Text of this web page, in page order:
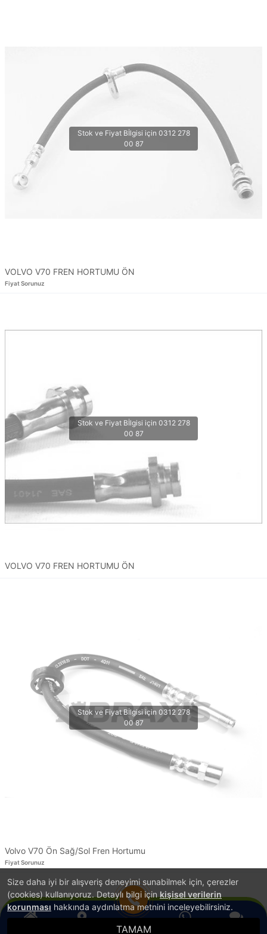
Size daha iyi bir alışveriş deneyimi sunabilmek için, çerezler
(cookies) kullanıyoruz. Detaylı bilgi için kişisel verilerin
korunması hakkında aydınlatma metnini inceleyebilirsiniz.
TAMAM
VOLVO V70 FREN HORTUMU ÖN
Fiyat Sorunuz
VOLVO V70 FREN HORTUMU ÖN
Volvo V70 Ön Sağ/Sol Fren Hortumu
Fiyat Sorunuz
1